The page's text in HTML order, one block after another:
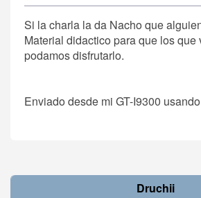
Si la charla la da Nacho que
Material didactico para que los que
podamos disfrutarlo.
Enviado desde mi GT-I9300
Druchii